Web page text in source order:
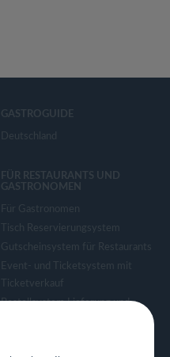
GASTROGUIDE
Deutschland
FÜR RESTAURANTS UND
GASTRONOMEN
Für Gastronomen
Tisch Reservierungsystem
Gutscheinsystem für Restaurants
Event- und Ticketsystem mit
Ticketverkauf
Bestellsystem Lieferung und